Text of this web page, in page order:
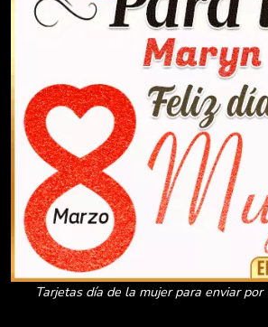
Tarjetas día de la mujer para enviar